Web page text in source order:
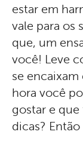
estar em
vale para os
que, um
você! Leve
se
hora você
gostar e
dicas?